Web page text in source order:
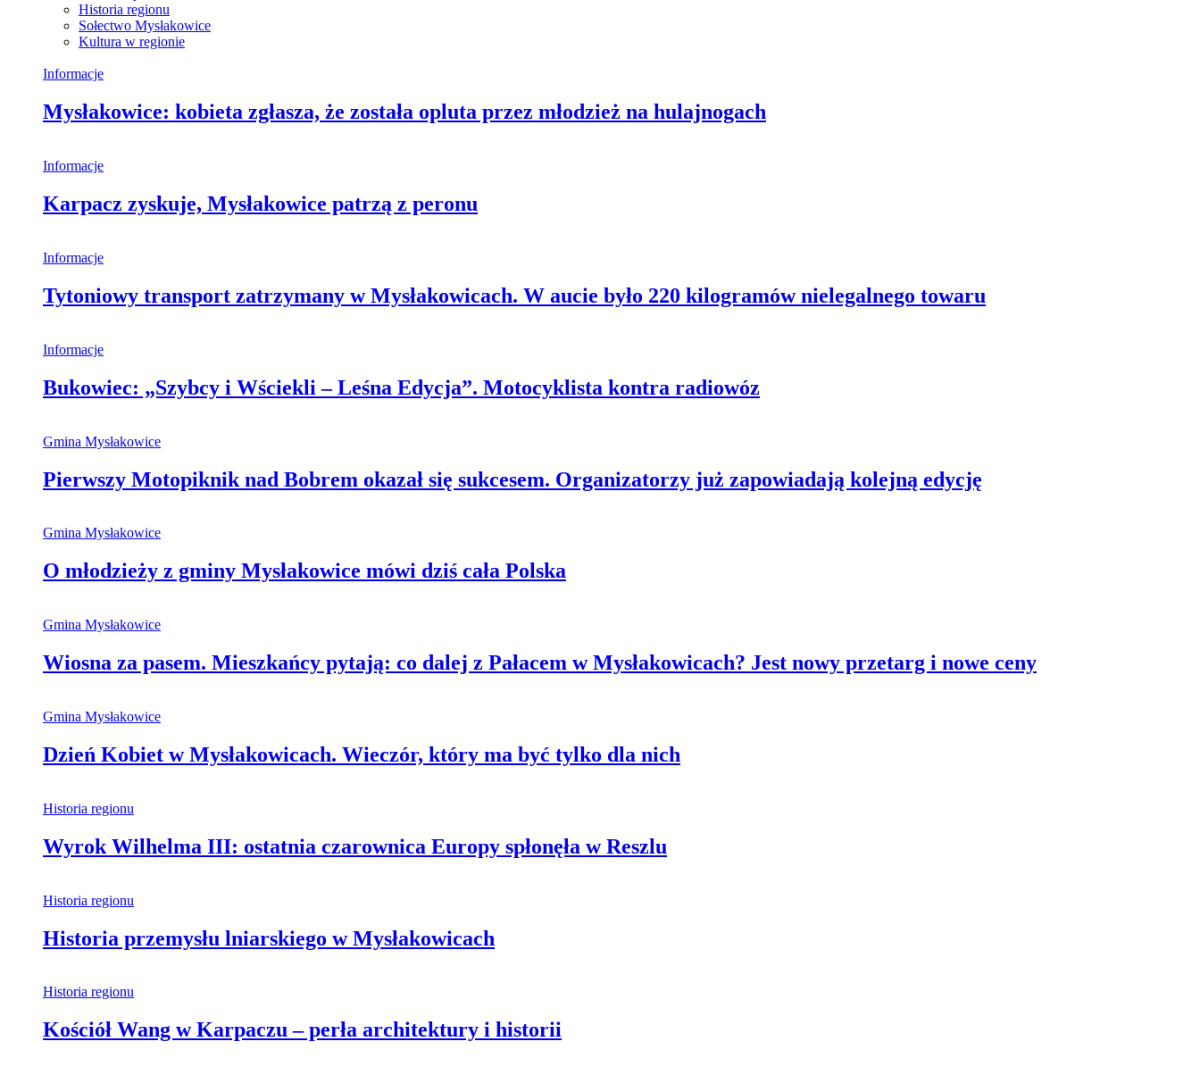
Historia regionu
Sołectwo Mysłakowice
Kultura w regionie
Informacje
Mysłakowice: kobieta zgłasza, że została opluta przez młodzież na hulajnogach
Informacje
Karpacz zyskuje, Mysłakowice patrzą z peronu
Informacje
Tytoniowy transport zatrzymany w Mysłakowicach. W aucie było 220 kilogramów nielegalnego towaru
Informacje
Bukowiec: „Szybcy i Wściekli – Leśna Edycja”. Motocyklista kontra radiowóz
Gmina Mysłakowice
Pierwszy Motopiknik nad Bobrem okazał się sukcesem. Organizatorzy już zapowiadają kolejną edycję
Gmina Mysłakowice
O młodzieży z gminy Mysłakowice mówi dziś cała Polska
Gmina Mysłakowice
Wiosna za pasem. Mieszkańcy pytają: co dalej z Pałacem w Mysłakowicach? Jest nowy przetarg i nowe ceny
Gmina Mysłakowice
Dzień Kobiet w Mysłakowicach. Wieczór, który ma być tylko dla nich
Historia regionu
Wyrok Wilhelma III: ostatnia czarownica Europy spłonęła w Reszlu
Historia regionu
Historia przemysłu lniarskiego w Mysłakowicach
Historia regionu
Kościół Wang w Karpaczu – perła architektury i historii